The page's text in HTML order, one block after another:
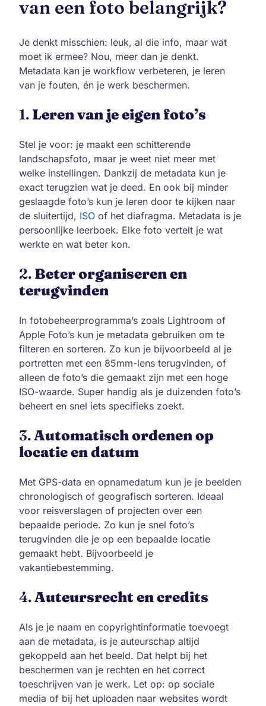
van een foto belangrijk?
Je denkt misschien: leuk, al die info, maar wat
moet ik ermee? Nou, meer dan je denkt.
Metadata kan je workflow verbeteren, je leren
van je fouten, én je werk beschermen.
1. Leren van je eigen foto’s
Stel je voor: je maakt een schitterende
landschapsfoto, maar je weet niet meer met
welke instellingen. Dankzij de metadata kun je
exact terugzien wat je deed. En ook bij minder
geslaagde foto’s kun je leren door te kijken naar
de sluitertijd, ISO of het diafragma. Metadata is je
persoonlijke leerboek. Elke foto vertelt je wat
werkte en wat beter kon.
2. Beter organiseren en
terugvinden
In fotobeheerprogramma’s zoals Lightroom of
Apple Foto’s kun je metadata gebruiken om te
filteren en sorteren. Zo kun je bijvoorbeeld al je
portretten met een 85mm-lens terugvinden, of
alleen de foto’s die gemaakt zijn met een hoge
ISO-waarde. Super handig als je duizenden foto’s
beheert en snel iets specifieks zoekt.
3.Automatisch ordenen op
locatie en datum
Met GPS-data en opnamedatum kun je je beelden
chronologisch of geografisch sorteren. Ideaal
voor reisverslagen of projecten over een
bepaalde periode. Zo kun je snel foto’s
terugvinden die je op een bepaalde locatie
gemaakt hebt. Bijvoorbeeld je
vakantiebestemming.
4.Auteursrecht en credits
Als je je naam en copyrightinformatie toevoegt
aan de metadata, is je auteurschap altijd
gekoppeld aan het beeld. Dat helpt bij het
beschermen van je rechten en het correct
toeschrijven van je werk. Let op: op sociale
media of bij het uploaden naar websites wordt